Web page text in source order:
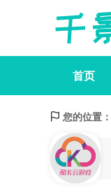
首页
您的位置：